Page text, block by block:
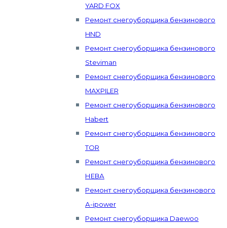
YARD FOX
Ремонт снегоуборщика бензинового
HND
Ремонт снегоуборщика бензинового
Steviman
Ремонт снегоуборщика бензинового
MAXPILER
Ремонт снегоуборщика бензинового
Habert
Ремонт снегоуборщика бензинового
TOR
Ремонт снегоуборщика бензинового
НЕВА
Ремонт снегоуборщика бензинового
А-ipower
Ремонт снегоуборщика Daewoo